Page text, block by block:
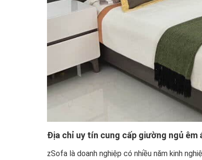
Địa chỉ uy tín cung cấp giường ngủ êm
zSofa là doanh nghiệp có nhiều năm kinh